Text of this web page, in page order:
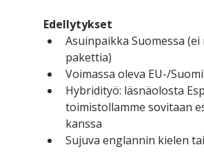
Edellytykset
Asuinpaikka Suomessa
pakettia)
Voimassa oleva EU-/
Hybridityö: läsnäolosta
toimistollamme sovitaan
kanssa
Sujuva englannin kielen